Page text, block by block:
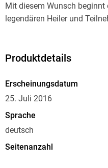
Mit diesem Wunsch beginnt
legendären Heiler und
Doch ein schwerer Makel
verfolgt.
Und darüber hinaus.
Produktdetails
Erscheinungsdatum
25. Juli 2016
Sprache
deutsch
Seitenanzahl